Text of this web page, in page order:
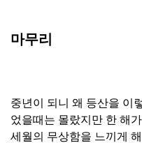
마무리
중년이 되니 왜 등산을 이
었을때는 몰랐지만 한 해
세월의 무상함을 느끼게